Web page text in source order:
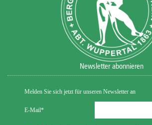
Newsletter abonnieren